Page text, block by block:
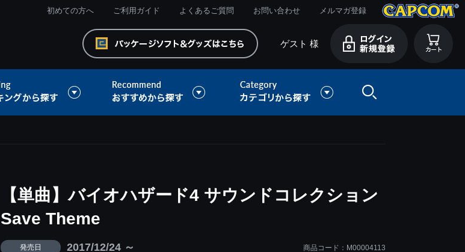
初めての方へ ご利用ガイド よくあるご質問 お問い合わせ メルマガ登録
ゲスト 様
【単曲】バイオハザード4 サウンドコレクション
Save Theme
発売日 2017/12/24 ～ 商品コード：M00004113